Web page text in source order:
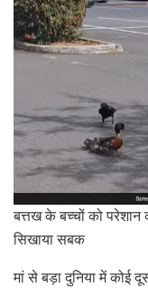
बत्तख के बच्चों को
सिखाया सबक
मां से बड़ा दुनिया में कोई